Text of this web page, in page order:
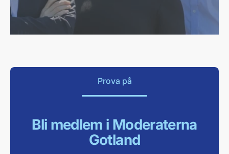
Prova på
Bli medlem i Moderaterna
Gotland